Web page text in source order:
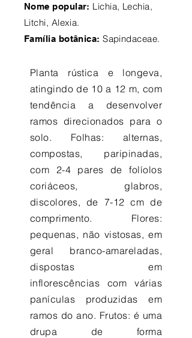
Nome popular: Lichia, Lechia,
Litchi, Alexia.
Família botânica: Sapindaceae.
Planta rústica e longeva,
atingindo de 10 a 12 m, com
tendência a desenvolver
ramos direcionados para o
solo. Folhas: alternas,
compostas, paripinadas,
com 2-4 pares de folíolos
coriáceos, glabros,
discolores, de 7-12 cm de
comprimento. Flores:
pequenas, não vistosas, em
geral branco-amareladas,
dispostas em
inflorescências com várias
panículas produzidas em
ramos do ano. Frutos: é uma
drupa de forma